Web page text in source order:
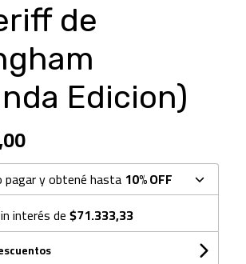
de
Edicion)
pagar y obtené hasta 10% OFF
interés de$71.333,33